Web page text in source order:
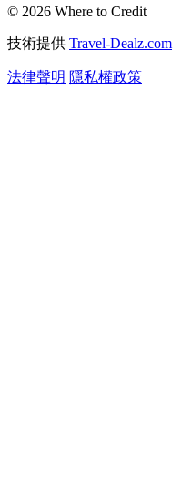
© 2026 Where to Credit
技術提供 Travel-Dealz.com
法律聲明 隱私權政策